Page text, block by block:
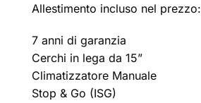
Allestimento incluso nel prezzo:
7 anni di garanzia
Cerchi in lega da 15”
Climatizzatore Manuale
Stop & Go (ISG)